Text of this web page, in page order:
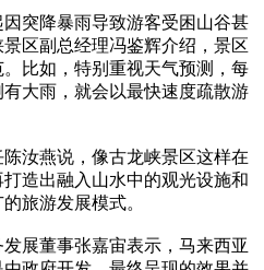
突降暴雨导致游客受困山谷甚
区副总经理冯鉴辉介绍，景区
比如，特别重视天气预测，每
大雨，就会以最快速度疏散游
汝燕说，像古龙峡景区这样在
造出融入山水中的观光设施和
旅游发展模式。
展董事张嘉宙表示，马来西亚